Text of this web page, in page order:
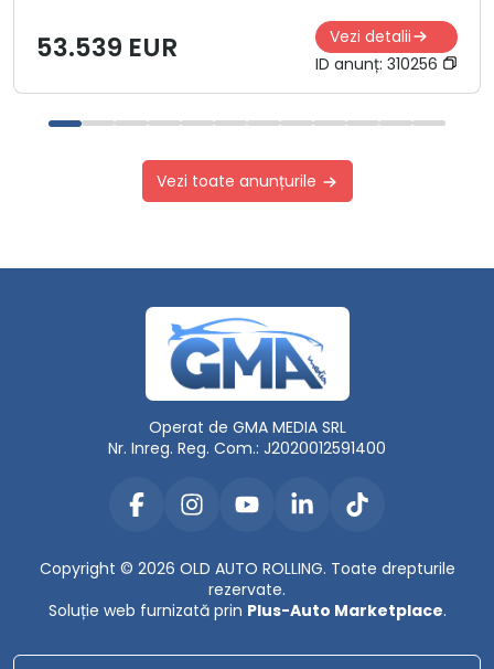
53.539 EUR
Vezi detalii
ID anunț: 310256
Vezi toate anunțurile
Operat de GMA MEDIA SRL
Nr. Inreg. Reg. Com.: J2020012591400
Copyright © 2026 OLD AUTO ROLLING. Toate drepturile
rezervate.
Soluție web furnizată prin Plus-Auto Marketplace.